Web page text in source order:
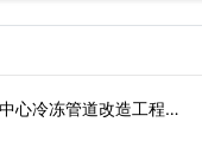
心冷冻管道改造工程…